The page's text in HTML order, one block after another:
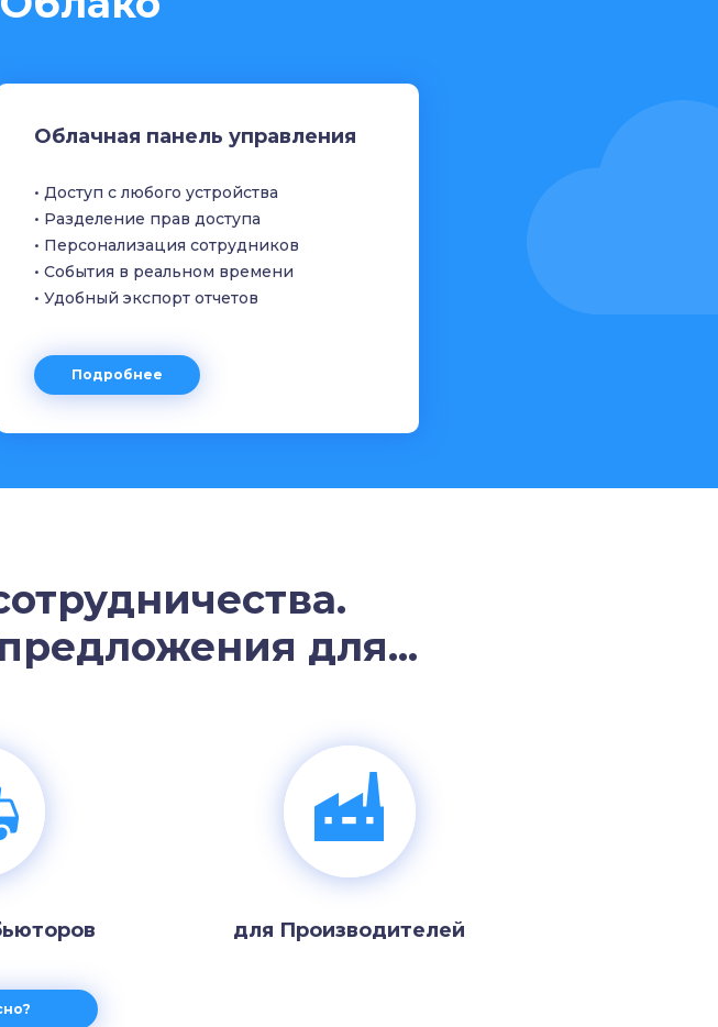
Облачная панель управления
• Доступ с любого устройства
• Разделение прав доступа
• Персонализация сотрудников
• События в реальном времени
• Удобный экспорт отчетов
Подробнее
для...
для Производителей